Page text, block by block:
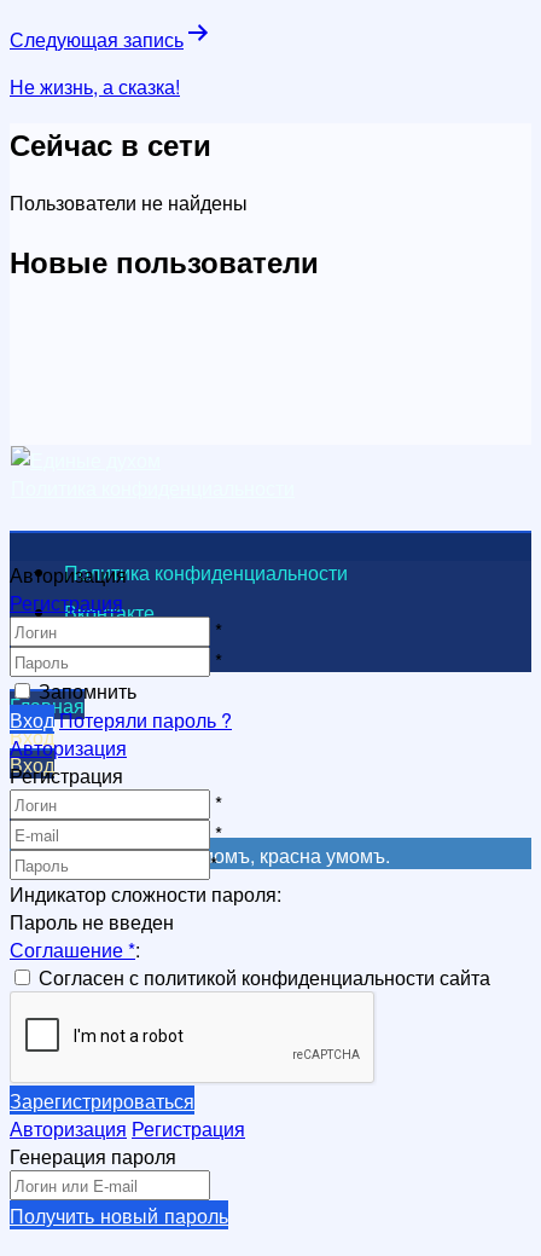
Следующая запись
Не жизнь, а сказка!
Сейчас в сети
Пользователи не найдены
Новые пользователи
Политика конфиденциальности
Вконтакте
Видеоканал
Главная
Вход
Вход
Регистрация
Регистрация
Не красна книга письмомъ, красна умомъ.
Авторизация
Регистрация
*
*
Запомнить
ВходПотеряли пароль ?
Авторизация
Регистрация
*
*
*
Индикатор сложности пароля:
Пароль не введен
Соглашение*:
Согласен с политикой конфиденциальности сайта
Зарегистрироваться
Авторизация Регистрация
Генерация пароля
Получить новый пароль